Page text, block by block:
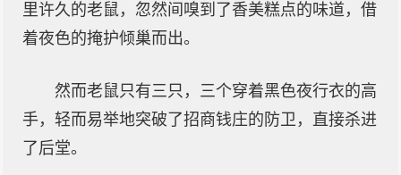
里许久的老鼠，忽然间嗅到了香美糕点的味道，借
着夜色的掩护倾巢而出。
然而老鼠只有三只，三个穿着黑色夜行衣的高
手，轻而易举地突破了招商钱庄的防卫，直接杀进
了后堂。